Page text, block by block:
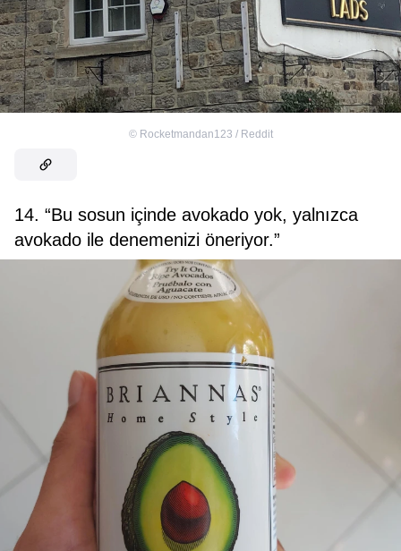
© Rocketmandan123 / Reddit
14. “Bu sosun içinde avokado yok, yalnızca
avokado ile denemenizi öneriyor.”